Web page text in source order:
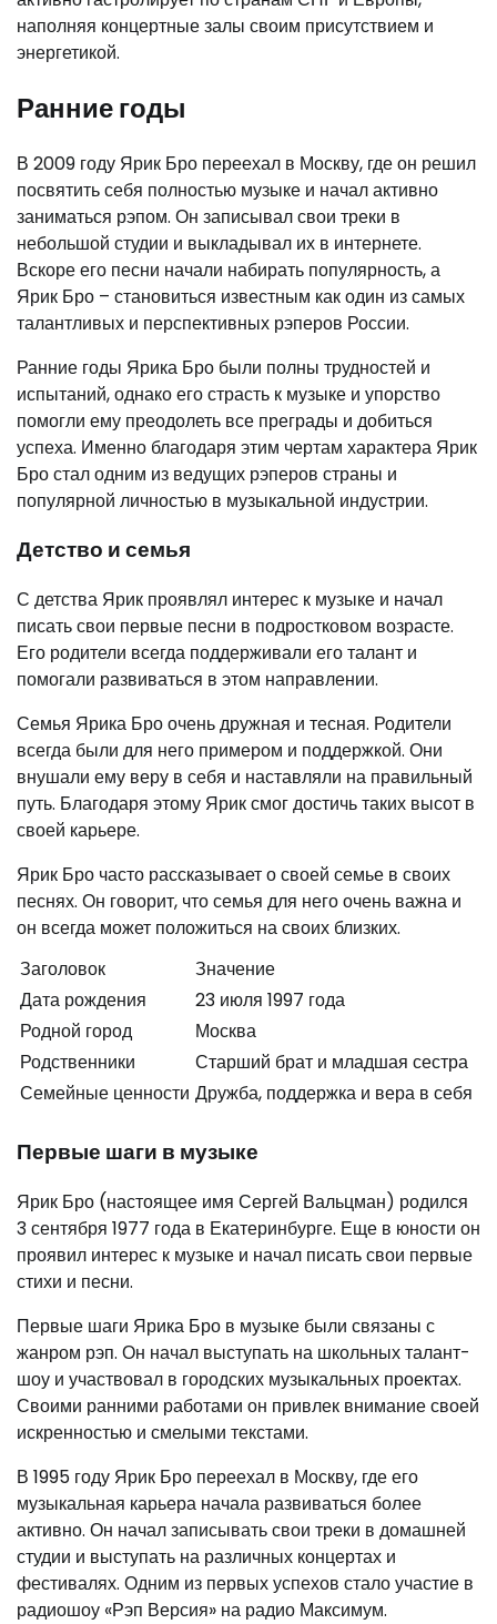
наполняя концертные залы своим присутствием и
энергетикой.
Ранние годы
В 2009 году Ярик Бро переехал в Москву, где он решил
посвятить себя полностью музыке и начал активно
заниматься рэпом. Он записывал свои треки в
небольшой студии и выкладывал их в интернете.
Вскоре его песни начали набирать популярность, а
Ярик Бро – становиться известным как один из самых
талантливых и перспективных рэперов России.
Ранние годы Ярика Бро были полны трудностей и
испытаний, однако его страсть к музыке и упорство
помогли ему преодолеть все преграды и добиться
успеха. Именно благодаря этим чертам характера Ярик
Бро стал одним из ведущих рэперов страны и
популярной личностью в музыкальной индустрии.
Детство и семья
С детства Ярик проявлял интерес к музыке и начал
писать свои первые песни в подростковом возрасте.
Его родители всегда поддерживали его талант и
помогали развиваться в этом направлении.
Семья Ярика Бро очень дружная и тесная. Родители
всегда были для него примером и поддержкой. Они
внушали ему веру в себя и наставляли на правильный
путь. Благодаря этому Ярик смог достичь таких высот в
своей карьере.
Ярик Бро часто рассказывает о своей семье в своих
песнях. Он говорит, что семья для него очень важна и
он всегда может положиться на своих близких.
Заголовок
Значение
Дата рождения
23 июля 1997 года
Родной город
Москва
Родственники
Старший брат и младшая сестра
Семейные ценности Дружба, поддержка и вера в себя
Первые шаги в музыке
Ярик Бро (настоящее имя Сергей Вальцман) родился
3 сентября 1977 года в Екатеринбурге. Еще в юности он
проявил интерес к музыке и начал писать свои первые
стихи и песни.
Первые шаги Ярика Бро в музыке были связаны с
жанром рэп. Он начал выступать на школьных талант-
шоу и участвовал в городских музыкальных проектах.
Своими ранними работами он привлек внимание своей
искренностью и смелыми текстами.
В 1995 году Ярик Бро переехал в Москву, где его
музыкальная карьера начала развиваться более
активно. Он начал записывать свои треки в домашней
студии и выступать на различных концертах и
фестивалях. Одним из первых успехов стало участие в
радиошоу «Рэп Версия» на радио Максимум.